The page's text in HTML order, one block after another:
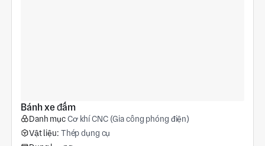
Bánh xe đấm
Danh mụcCơ khí CNC (Gia công phóng điện)
Vật liệu: Thép dụng cụ